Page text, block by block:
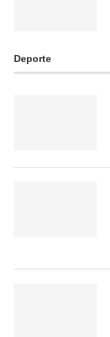
Deporte